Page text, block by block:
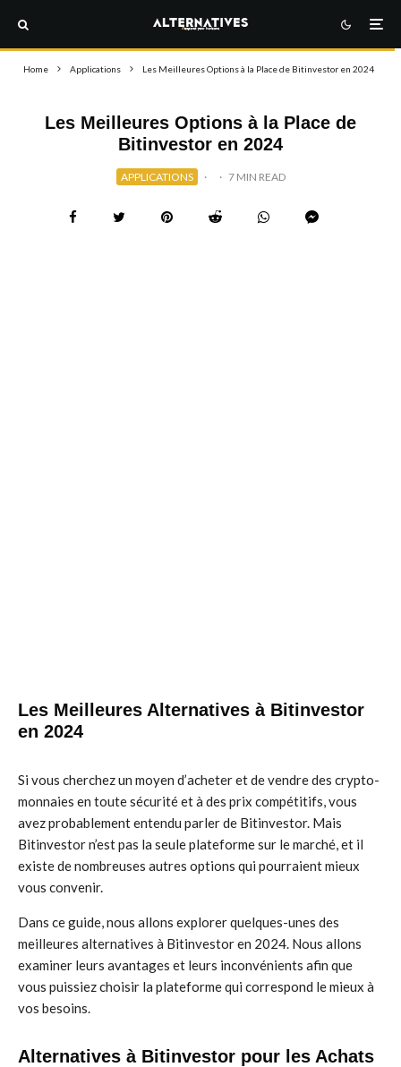
Home Applications Les Meilleures Options à la Place de Bitinvestor en 2024
Les Meilleures Options à la Place de
Bitinvestor en 2024
APPLICATIONS · · 7 MIN READ
Les Meilleures Alternatives à Bitinvestor
en 2024
Si vous cherchez un moyen d’acheter et de vendre des crypto-
monnaies en toute sécurité et à des prix compétitifs, vous
avez probablement entendu parler de Bitinvestor. Mais
Bitinvestor n’est pas la seule plateforme sur le marché, et il
existe de nombreuses autres options qui pourraient mieux
vous convenir.
Dans ce guide, nous allons explorer quelques-unes des
meilleures alternatives à Bitinvestor en 2024. Nous allons
examiner leurs avantages et leurs inconvénients afin que
vous puissiez choisir la plateforme qui correspond le mieux à
vos besoins.
Alternatives à Bitinvestor pour les Achats